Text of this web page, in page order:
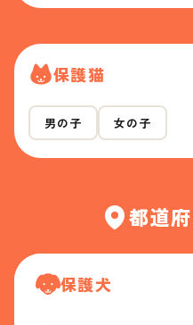
保護猫
男の子 女の子
都道
保護犬